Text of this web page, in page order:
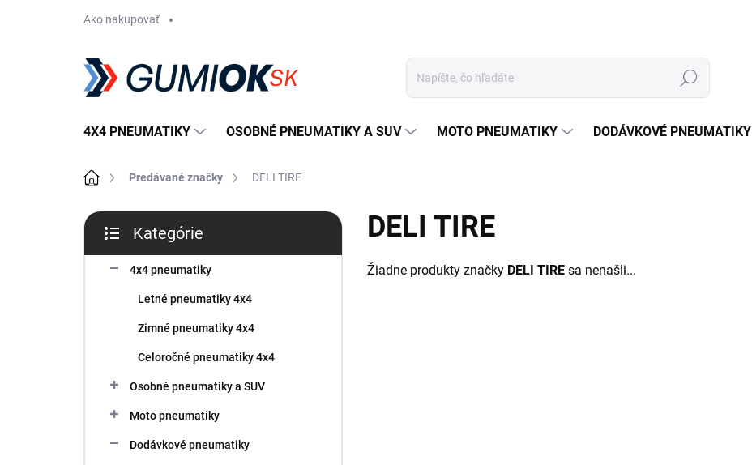
Ako nakupovať
Hľadať
4X4 PNEUMATIKY OSOBNÉ PNEUMATIKY A SUV MOTO PNEUMATIKY DODÁVKOVÉ PNEUMATIKY
DomovPredávané značky DELI TIRE
B
č
kategórie
Kategórie
4x4 pneumatiky
Letné pneumatiky 4x4
Zimné pneumatiky 4x4
Celoročné pneumatiky 4x4
Osobné pneumatiky a SUV
Moto pneumatiky
Dodávkové pneumatiky
DELI TIRE
Žiadne produkty značky DELI TIRE sa nenašli...